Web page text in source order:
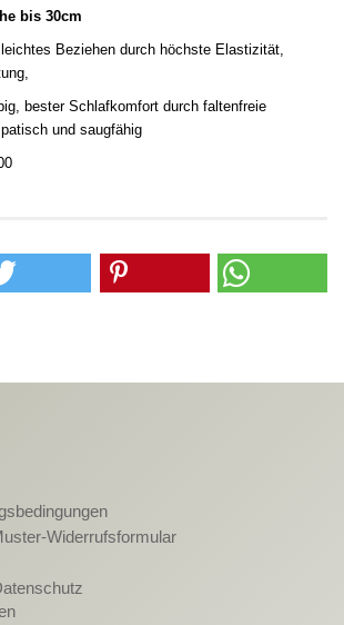
bis 30cm
Beziehen durch höchste Elastizität,
bester Schlafkomfort durch faltenfreie
und saugfähig
Widerrufsformular